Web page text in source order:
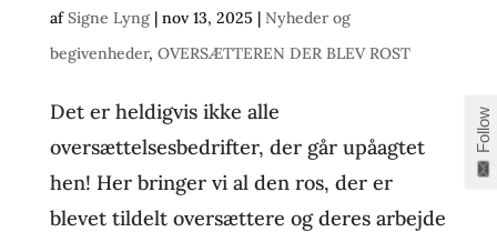
afSigne Lyng| nov 13, 2025 | Nyheder og
begivenheder, OVERSÆTTEREN DER BLEV ROST
Det er heldigvis ikke alle
oversættelsesbedrifter, der går upåagtet
hen! Her bringer vi al den ros, der er
blevet tildelt oversættere og deres arbejde
Follow